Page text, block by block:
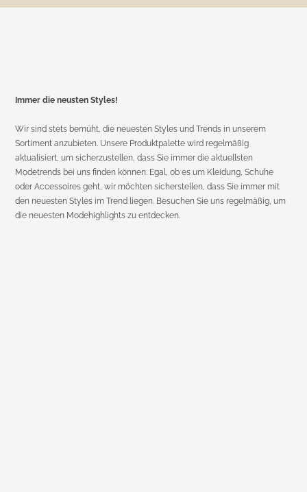
Immer die neusten Styles!
Wir sind stets bemüht, die neuesten Styles und Trends in unserem
Sortiment anzubieten. Unsere Produktpalette wird regelmäßig
aktualisiert, um sicherzustellen, dass Sie immer die aktuellsten
Modetrends bei uns finden können. Egal, ob es um Kleidung, Schuhe
oder Accessoires geht, wir möchten sicherstellen, dass Sie immer mit
den neuesten Styles im Trend liegen. Besuchen Sie uns regelmäßig, um
die neuesten Modehighlights zu entdecken.